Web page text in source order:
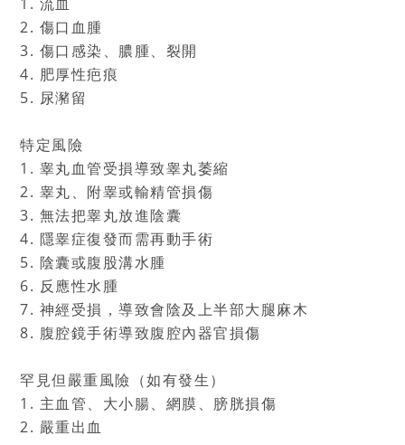
2. 傷口血腫
3. 傷口感染、膿腫、裂開
4. 肥厚性疤痕
5. 尿瀦留
特定風險
1. 睾丸血管受損導致睾丸萎縮
2. 睾丸、附睾或輸精管損傷
3. 無法把睾丸放進陰囊
4. 隱睾症復發而需再動手術
5. 陰囊或腹股溝水腫
6. 反應性水腫
7. 神經受損，導致會陰及上半部大腿麻木
8. 腹腔鏡手術導致腹腔內器官損傷
罕見但嚴重風險（如有發生）
1. 主血管、大小腸、網膜、膀胱損傷
2. 嚴重出血